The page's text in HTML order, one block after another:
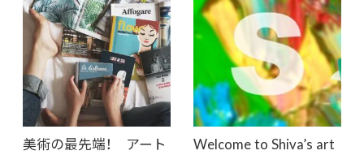
美術の最先端！ アート
Welcome to Shiva’s art